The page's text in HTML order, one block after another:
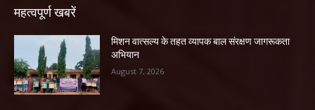
महत्वपूर्ण खबरें
मिशन वात्सल्य के तहत व्यापक बाल संरक्षण जागरूकता
अभियान
August 7, 2026